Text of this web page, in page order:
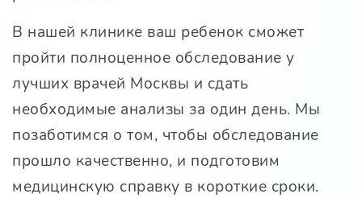
В нашей клинике ваш ребенок сможет
пройти полноценное обследование у
лучших врачей Москвы и сдать
необходимые анализы за один день. Мы
позаботимся о том, чтобы обследование
прошло качественно, и подготовим
медицинскую справку в короткие сроки.